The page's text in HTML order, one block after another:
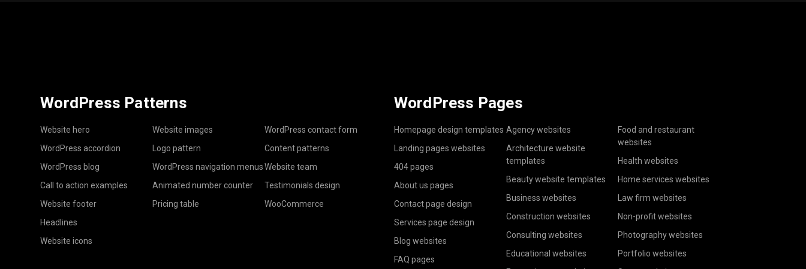
WordPress Patterns
Website hero
WordPress accordion
WordPress blog
Call to action examples
Website footer
Headlines
Website icons
Website images
Logo pattern
WordPress navigation menus
Animated number counter
Pricing table
WordPress contact form
Content patterns
Website team
Testimonials design
WooCommerce
WordPress Pages
Homepage design templates
Landing pages websites
404 pages
About us pages
Contact page design
Services page design
Blog websites
FAQ pages
Agency websites
Architecture website
templates
Beauty website templates
Business websites
Construction websites
Consulting websites
Educational websites
Food and restaurant
websites
Health websites
Home services websites
Law firm websites
Non-profit websites
Photography websites
Portfolio websites